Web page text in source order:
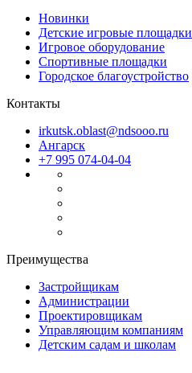
Новинки
Детские игровые площадки
Игровое оборудование
Спортивные площадки
Городское благоустройство
Контакты
irkutsk.oblast@ndsooo.ru
Ангарск
+7 995 074-04-04
Преимущества
Застройщикам
Администрации
Проектировщикам
Управляющим компаниям
Детским садам и школам